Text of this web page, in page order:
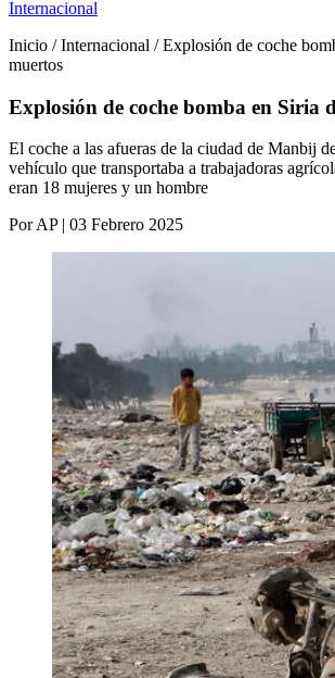
Internacional
Inicio / Internacional / Explosión de coche
muertos
Explosión de coche bomba en Siria
El coche a las afueras de la ciudad de Manbij
vehículo que transportaba a trabajadoras
eran 18 mujeres y un hombre
Por AP | 03 Febrero 2025